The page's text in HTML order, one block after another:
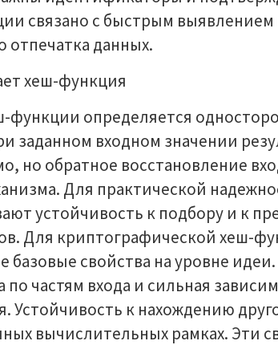
связано с быстрым
отпечатка данных.
хеш-функция
функции определяется
заданном входном значении
но обратное восстановление
Для практической
устойчивость к подбору и к
Для криптографической хеш-
базовые свойства на уровне
по частям входа и сильная
Устойчивость к нахождению
вычислительных рамках. Эти